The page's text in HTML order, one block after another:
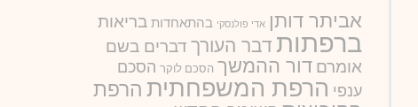
אביתר דותן אדי פולנסקי בהתאחדות בריאות
ברפתות דבר העורך דברים בשם
אומרם דור ההמשך הסכם לוקר הסכם
ענפי הרפת המשפחתית הרפת